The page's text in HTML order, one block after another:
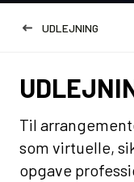
UDLEJNING
Til
som virtuelle,
opgave